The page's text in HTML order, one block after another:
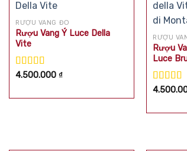
RƯỢU VANG ĐỎ
Rượu Vang Ý Luce Della
Vite
Được xếp
4.500.000₫
RƯỢU
Rượu
Luce
Được